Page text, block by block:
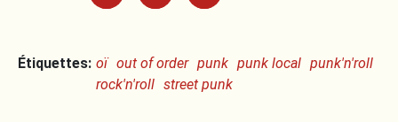
Étiquettes: oï out of order punk punk local punk'n'roll
rock'n'roll street punk